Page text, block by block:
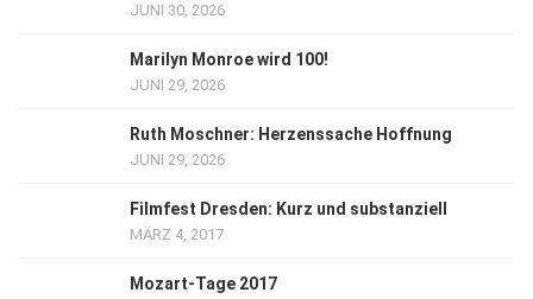
JUNI 30, 2026
Marilyn Monroe wird 100!
JUNI 29, 2026
Ruth Moschner: Herzenssache Hoffnung
JUNI 29, 2026
Filmfest Dresden: Kurz und substanziell
MÄRZ 4, 2017
Mozart-Tage 2017